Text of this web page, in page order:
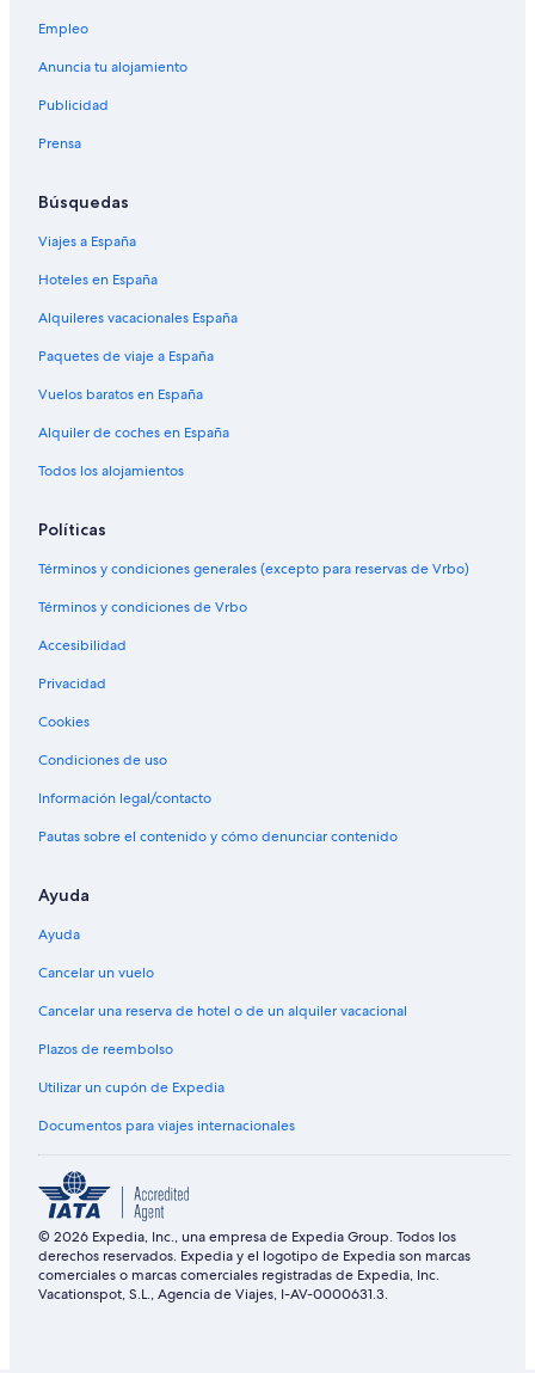
Empleo
Anuncia tu alojamiento
Publicidad
Prensa
Búsquedas
Viajes a España
Hoteles en España
Alquileres vacacionales España
Paquetes de viaje a España
Vuelos baratos en España
Alquiler de coches en España
Todos los alojamientos
Políticas
Términos y condiciones generales (excepto para reservas de Vrbo)
Términos y condiciones de Vrbo
Accesibilidad
Privacidad
Cookies
Condiciones de uso
Información legal/contacto
Pautas sobre el contenido y cómo denunciar contenido
Ayuda
Ayuda
Cancelar un vuelo
Cancelar una reserva de hotel o de un alquiler vacacional
Plazos de reembolso
Utilizar un cupón de Expedia
Documentos para viajes internacionales
© 2026 Expedia, Inc., una empresa de Expedia Group. Todos los
derechos reservados. Expedia y el logotipo de Expedia son marcas
comerciales o marcas comerciales registradas de Expedia, Inc.
Vacationspot, S.L., Agencia de Viajes, I-AV-0000631.3.